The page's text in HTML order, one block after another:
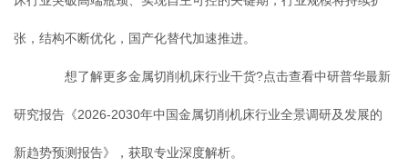
张，结构不断优化，国产化替代加速推进。
想了解更多金属切削机床行业干货?点击查看中研普华最新
研究报告《2026-2030年中国金属切削机床行业全景调研及发展的
新趋势预测报告》，获取专业深度解析。